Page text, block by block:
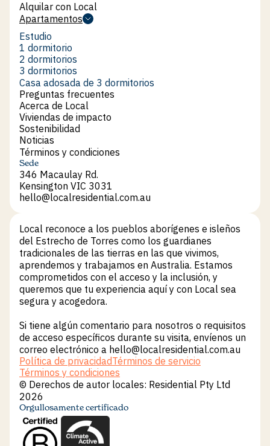
Alquilar con Local
Alquilar con Local
Apartamentos
Apartamentos
Estudio
Estudio
1 dormitorio
1 dormitorio
2 dormitorios
2 dormitorios
3 dormitorios
3 dormitorios
Casa adosada de 3 dormitorios
Casa adosada de 3 dormitorios
Preguntas frecuentes
Preguntas frecuentes
Acerca de Local
Acerca de Local
Viviendas de impacto
Viviendas de impacto
Sostenibilidad
Sostenibilidad
Noticias
Noticias
Términos y condiciones
Términos y condiciones
Sede
346 Macaulay Rd.
Kensington VIC 3031
hello@localresidential.com.au
Local reconoce a los pueblos aborígenes e isleños
del Estrecho de Torres como los guardianes
tradicionales de las tierras en las que vivimos,
aprendemos y trabajamos en Australia. Estamos
comprometidos con el acceso y la inclusión, y
queremos que tu experiencia aquí y con Local sea
segura y acogedora.
Si tiene algún comentario para nosotros o requisitos
de acceso específicos durante su visita, envíenos un
correo electrónico a hello@localresidential.com.au
Política de privacidad
Política de privacidad
Términos de servicio
Términos de servicio
Términos y condiciones
Términos y condiciones
© Derechos de autor locales: Residential Pty Ltd
2026
Orgullosamente certificado